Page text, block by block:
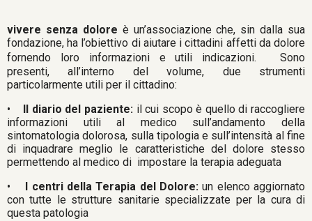
vivere senza dolore è un’associazione che, sin dalla sua
fondazione, ha l’obiettivo di aiutare i cittadini affetti da dolore
fornendo loro informazioni e utili indicazioni. Sono
presenti, all’interno del volume, due strumenti
particolarmente utili per il cittadino:
•
Il diario del paziente: il cui scopo è quello di raccogliere
informazioni utili al medico sull’andamento della
sintomatologia dolorosa, sulla tipologia e sull’intensità al fine
di inquadrare meglio le caratteristiche del dolore stesso
permettendo al medico di impostare la terapia adeguata
• I centri della Terapia del Dolore: un elenco aggiornato
con tutte le strutture sanitarie specializzate per la cura di
questa patologia